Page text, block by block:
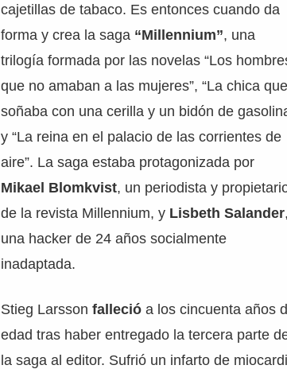
cajetillas de tabaco. Es entonces cuando da
forma y crea la saga “Millennium”, una
trilogía formada por las novelas “Los
que no amaban a las mujeres”, “La chica que
soñaba con una cerilla y un bidón de
y “La reina en el palacio de las corrientes de
aire”. La saga estaba protagonizada por
Mikael Blomkvist, un periodista y
de la revista Millennium, y Lisbeth Salander,
una hacker de 24 años socialmente
inadaptada.
Stieg Larssonfalleció a los cincuenta años
edad tras haber entregado la tercera parte
la saga al editor. Sufrió un infarto de